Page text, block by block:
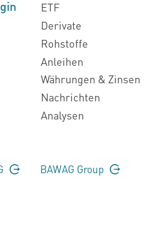
ETF
Derivate
Rohstoffe
Anleihen
Währungen & Zinsen
Nachrichten
Analysen
BAWAG Group